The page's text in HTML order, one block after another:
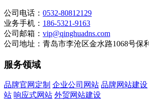
公司电话： 0532-80812129
业务手机： 186-5321-9163
公司邮箱： vip@qinghuadns.com
公司地址：青岛市李沧区金水路1068号保
服务领域
品牌官网定制 企业公司网站 品牌网站建设
站 响应式网站 外贸网站建设